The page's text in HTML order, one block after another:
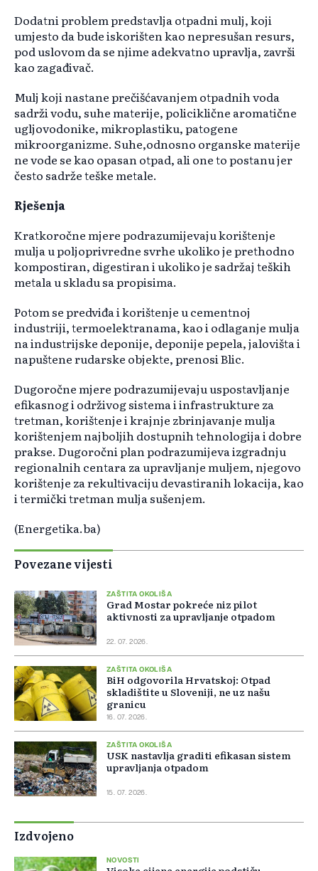
Dodatni problem predstavlja otpadni mulj, koji
umjesto da bude iskorišten kao nepresušan resurs,
pod uslovom da se njime adekvatno upravlja, završi
kao zagađivač.
Mulj koji nastane prečišćavanjem otpadnih voda
sadrži vodu, suhe materije, policiklične aromatične
ugljovodonike, mikroplastiku, patogene
mikroorganizme. Suhe,odnosno organske materije
ne vode se kao opasan otpad, ali one to postanu jer
često sadrže teške metale.
Rješenja
Kratkoročne mjere podrazumijevaju korištenje
mulja u poljoprivredne svrhe ukoliko je prethodno
kompostiran, digestiran i ukoliko je sadržaj teških
metala u skladu sa propisima.
Potom se predviđa i korištenje u cementnoj
industriji, termoelektranama, kao i odlaganje mulja
na industrijske deponije, deponije pepela, jalovišta i
napuštene rudarske objekte, prenosi Blic.
Dugoročne mjere podrazumijevaju uspostavljanje
efikasnog i održivog sistema i infrastrukture za
tretman, korištenje i krajnje zbrinjavanje mulja
korištenjem najboljih dostupnih tehnologija i dobre
prakse. Dugoročni plan podrazumijeva izgradnju
regionalnih centara za upravljanje muljem, njegovo
korištenje za rekultivaciju devastiranih lokacija, kao
i termički tretman mulja sušenjem.
(Energetika.ba)
Povezane vijesti
ZAŠTITA OKOLIŠA
Grad Mostar pokreće niz pilot
aktivnosti za upravljanje otpadom
22. 07. 2026.
ZAŠTITA OKOLIŠA
BiH odgovorila Hrvatskoj: Otpad
skladištite u Sloveniji, ne uz našu
granicu
16. 07. 2026.
ZAŠTITA OKOLIŠA
USK nastavlja graditi efikasan sistem
upravljanja otpadom
15. 07. 2026.
Izdvojeno
NOVOSTI